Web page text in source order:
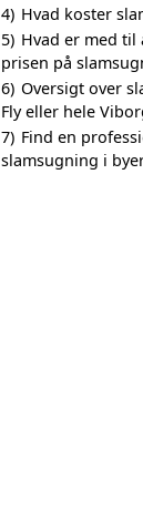
4) Hvad koster
5) Hvad er med til
prisen på
6) Oversigt over
Fly eller hele
7) Find en
slamsugning i